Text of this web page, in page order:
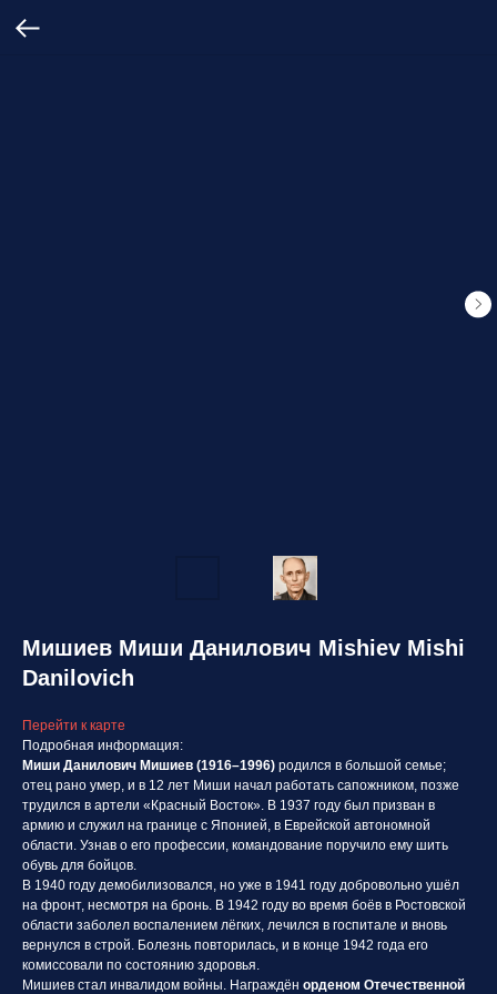
Мишиев Миши Данилович Mishiev Mishi
Danilovich
Перейти к карте
Подробная информация:
Миши Данилович Мишиев (1916–1996) родился в большой семье;
отец рано умер, и в 12 лет Миши начал работать сапожником, позже
трудился в артели «Красный Восток». В 1937 году был призван в
армию и служил на границе с Японией, в Еврейской автономной
области. Узнав о его профессии, командование поручило ему шить
обувь для бойцов.
В 1940 году демобилизовался, но уже в 1941 году добровольно ушёл
на фронт, несмотря на бронь. В 1942 году во время боёв в Ростовской
области заболел воспалением лёгких, лечился в госпитале и вновь
вернулся в строй. Болезнь повторилась, и в конце 1942 года его
комиссовали по состоянию здоровья.
Мишиев стал инвалидом войны. Награждён орденом Отечественной